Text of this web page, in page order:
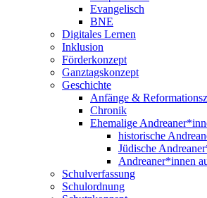
Evangelisch
BNE
Digitales Lernen
Inklusion
Förderkonzept
Ganztagskonzept
Geschichte
Anfänge &
Chronik
Ehemalige
historische
Jüdische
Andreaner*innen
Schulverfassung
Schulordnung